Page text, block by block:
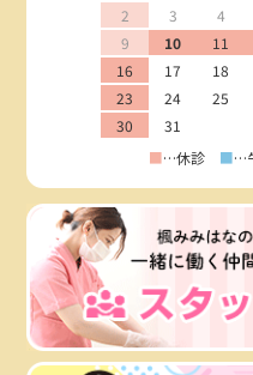
2
3 4
9
10 11
16
17 18
23
24 25
30
31
■…休診 ■…